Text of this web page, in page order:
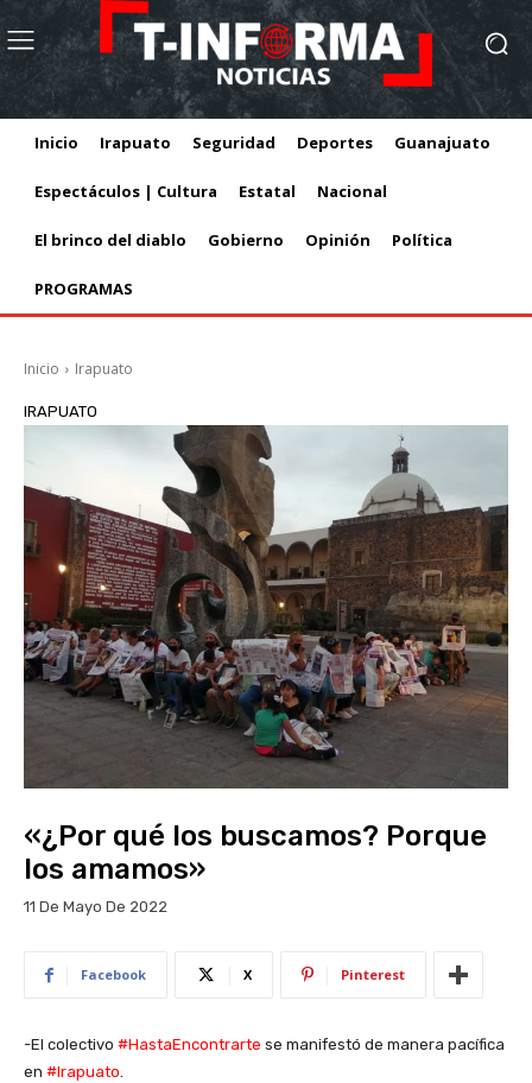
Inicio Irapuato Seguridad Deportes Guanajuato
Espectáculos | Cultura Estatal Nacional
El brinco del diablo Gobierno Opinión Política
PROGRAMAS
Inicio Irapuato
IRAPUATO
«¿Por qué los buscamos? Porque
los amamos»
11 De Mayo De 2022
Facebook X Pinterest
-El colectivo #HastaEncontrarte se manifestó de manera pacífica
en #Irapuato.